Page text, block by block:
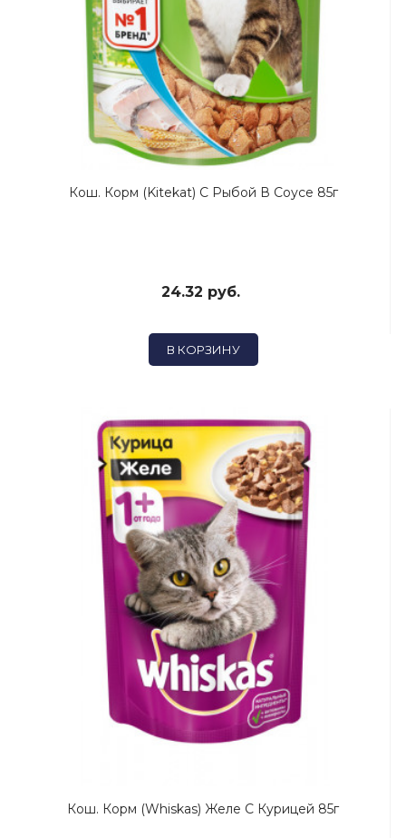
Кош. Корм (Kitekat) C Рыбой В Соусе 85г
24.32 руб.
В КОРЗИНУ
Кош. Корм (Whiskas) Желе С Курицей 85г